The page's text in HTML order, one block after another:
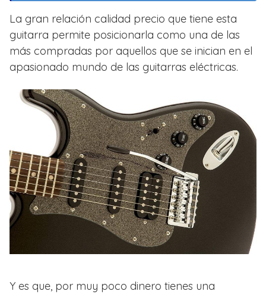
La gran relación calidad precio que tiene esta
guitarra permite posicionarla como una de las
más compradas por aquellos que se inician en el
apasionado mundo de las guitarras eléctricas.
Y es que, por muy poco dinero tienes una